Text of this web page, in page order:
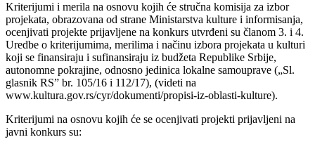
Kriterijumi i merila na osnovu kojih će stručna komisija za izbor
projekata, obrazovana od strane Ministarstva kulture i informisanja,
ocenjivati projekte prijavljene na konkurs utvrđeni su članom 3. i 4.
Uredbe o kriterijumima, merilima i načinu izbora projekata u kulturi
koji se finansiraju i sufinansiraju iz budžeta Republike Srbije,
autonomne pokrajine, odnosno jedinica lokalne samouprave („Sl.
glasnik RSˮ br. 105/16 i 112/17), (videti na
www.kultura.gov.rs/cyr/dokumenti/propisi-iz-oblasti-kulture).
Kriterijumi na osnovu kojih će se ocenjivati projekti prijavljeni na
javni konkurs su: